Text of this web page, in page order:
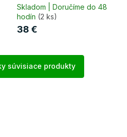
Skladom | Doručíme do 48
hodín (2 ks)
38 €
súvisiace produkty